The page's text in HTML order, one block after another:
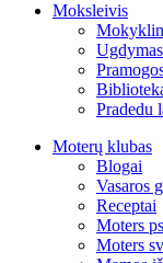
Moksleivis
Ugdymas
Pradedu
Moterų klubas
Blogai
Vasaros
Receptai
Moters
Moters